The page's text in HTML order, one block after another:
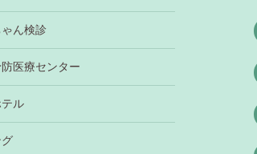
ん検診
医療センター
ル
グ